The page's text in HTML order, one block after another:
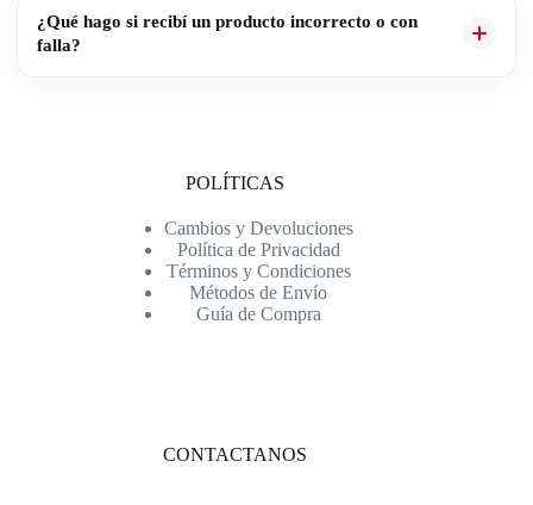
posible. Si el pedido todavía no fue preparado o despachado, vamos
a intentar ayudarte con la modificación.
¿Qué hago si recibí un producto incorrecto o con
falla?
POLÍTICAS
Cambios y Devoluciones
Política de Privacidad
Términos y Condiciones
Métodos de Envío
Guía de Compra
CONTACTANOS